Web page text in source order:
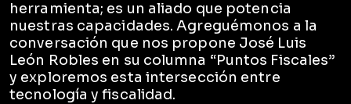
herramienta; es un aliado que potencia
nuestras capacidades. Agreguémonos a la
conversación que nos propone José Luis
León Robles en su columna “Puntos Fiscales”
y exploremos esta intersección entre
tecnología y fiscalidad.